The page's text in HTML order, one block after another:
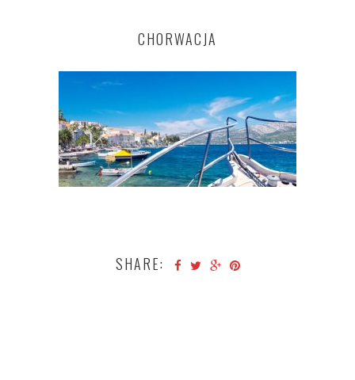
CHORWACJA
SHARE: